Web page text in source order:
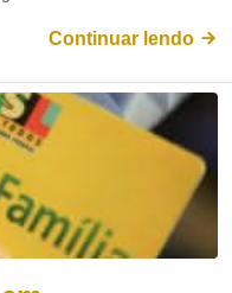
Continuar lendo